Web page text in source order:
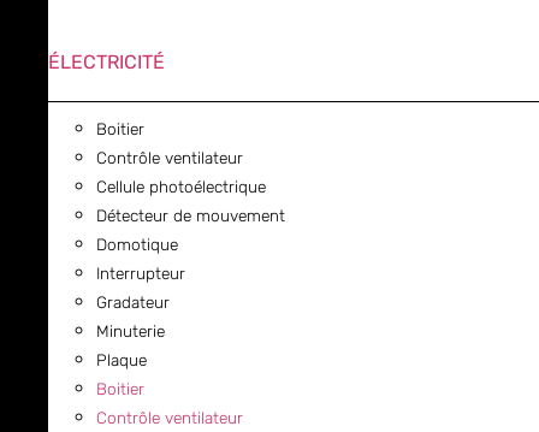
ÉLECTRICITÉ
Boitier
Contrôle ventilateur
Cellule photoélectrique
Détecteur de mouvement
Domotique
Interrupteur
Gradateur
Minuterie
Plaque
Boitier
Contrôle ventilateur